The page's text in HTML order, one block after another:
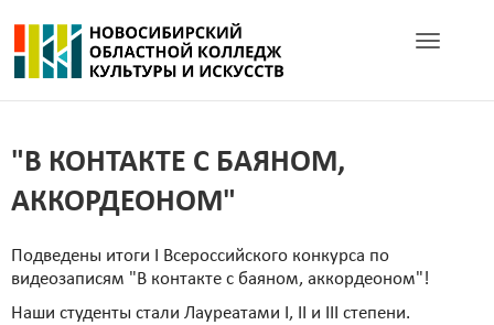
Toggle
"В КОНТАКТЕ С БАЯНОМ,
АККОРДЕОНОМ"
Подведены итоги I Всероссийского конкурса по
видеозаписям "В контакте с баяном, аккордеоном"!
Наши студенты стали Лауреатами I, II и III степени.